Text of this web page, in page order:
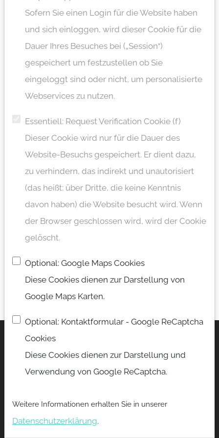
INFORMIEREN
Wenn Sie eine Telefonanlage haben, sollten Sie
die Ansagen für Betriebszeiten u. Ä. professionell
einsprechen lassen. Gerne formulieren wir die
Texte für Sie, finden eine angenehme Stimme,
übernehmen Aufnahme und Schnitt und stellen
Dateiformat fertig.
Play
DMDE | DATA MODA GmbH
+49.​6122.​17088-0
+49.​6122.​17088-10
Sofern Sie einen Login für die Website haben
und sich einloggen, wird dieser Cookie für die
Dauer Ihres Besuches bei („Session“)
gespeichert um festzustellen ob Sie
eingeloggt sind oder nicht, um personalisierte
Webservices zu nutzen.
Essentiell: Request Verification Cookie (f)
Dieser Cookie wird nur für die Dauer des
Website-Besuchs gespeichert. Er dient dazu,
zu verhindern, das indirekt und unautorisiert
(das heißt: über Dritte, die keine Kenntnis
davon haben) die Website besucht wird. Wenn
der Browser geschlossen wird, wird der Cookie
gelöscht.
Optional: Google Maps Cookies
Diese Cookies dienen zur Darstellung von
Google Maps Karten.
Optional: Kontaktformular - Google ReCaptcha
Cookies
Diese Cookies dienen zur Darstellung und
Verwendung von Google ReCaptcha.
Weitere Informationen erhalten Sie in unserer
Datenschutzerklärung.